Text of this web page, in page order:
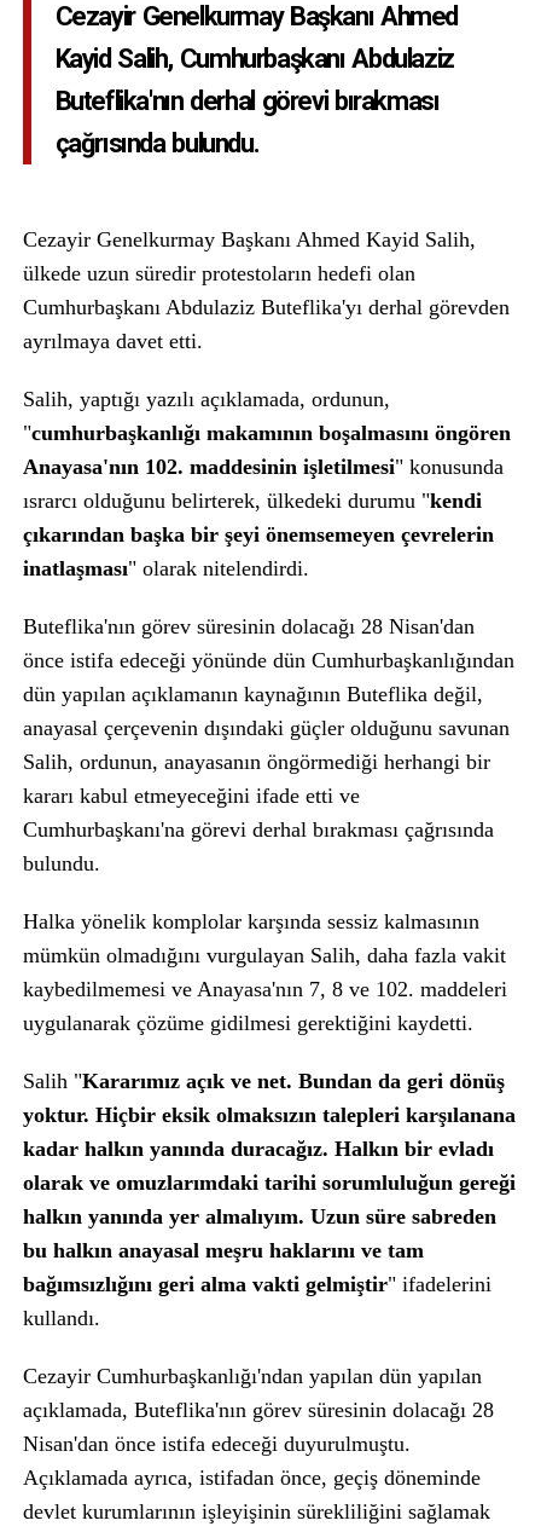
Cezayir Genelkurmay Başkanı Ahmed
Kayid Salih, Cumhurbaşkanı Abdulaziz
Buteflika'nın derhal görevi bırakması
çağrısında bulundu.
Cezayir Genelkurmay Başkanı Ahmed Kayid Salih,
ülkede uzun süredir protestoların hedefi olan
Cumhurbaşkanı Abdulaziz Buteflika'yı derhal görevden
ayrılmaya davet etti.
Salih, yaptığı yazılı açıklamada, ordunun,
"cumhurbaşkanlığı makamının boşalmasını öngören
Anayasa'nın 102. maddesinin işletilmesi" konusunda
ısrarcı olduğunu belirterek, ülkedeki durumu "kendi
çıkarından başka bir şeyi önemsemeyen çevrelerin
inatlaşması" olarak nitelendirdi.
Buteflika'nın görev süresinin dolacağı 28 Nisan'dan
önce istifa edeceği yönünde dün Cumhurbaşkanlığından
dün yapılan açıklamanın kaynağının Buteflika değil,
anayasal çerçevenin dışındaki güçler olduğunu savunan
Salih, ordunun, anayasanın öngörmediği herhangi bir
kararı kabul etmeyeceğini ifade etti ve
Cumhurbaşkanı'na görevi derhal bırakması çağrısında
bulundu.
Halka yönelik komplolar karşında sessiz kalmasının
mümkün olmadığını vurgulayan Salih, daha fazla vakit
kaybedilmemesi ve Anayasa'nın 7, 8 ve 102. maddeleri
uygulanarak çözüme gidilmesi gerektiğini kaydetti.
Salih "Kararımız açık ve net. Bundan da geri dönüş
yoktur. Hiçbir eksik olmaksızın talepleri karşılanana
kadar halkın yanında duracağız. Halkın bir evladı
olarak ve omuzlarımdaki tarihi sorumluluğun gereği
halkın yanında yer almalıyım. Uzun süre sabreden
bu halkın anayasal meşru haklarını ve tam
bağımsızlığını geri alma vakti gelmiştir" ifadelerini
kullandı.
Cezayir Cumhurbaşkanlığı'ndan yapılan dün yapılan
açıklamada, Buteflika'nın görev süresinin dolacağı 28
Nisan'dan önce istifa edeceği duyurulmuştu.
Açıklamada ayrıca, istifadan önce, geçiş döneminde
devlet kurumlarının işleyişinin sürekliliğini sağlamak